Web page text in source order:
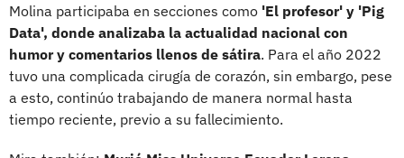
Molina participaba en secciones como 'El profesor' y 'Pig
Data', donde analizaba la actualidad nacional con
humor y comentarios llenos de sátira. Para el año 2022
tuvo una complicada cirugía de corazón, sin embargo, pese
a esto, continúo trabajando de manera normal hasta
tiempo reciente, previo a su fallecimiento.